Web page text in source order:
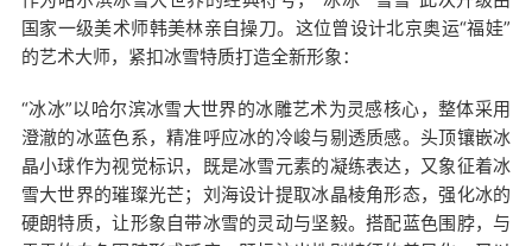
国家一级美术师韩美林亲自操刀。这位曾设计北京奥运“福娃”
的艺术大师，紧扣冰雪特质打造全新形象：
“冰冰”以哈尔滨冰雪大世界的冰雕艺术为灵感核心，整体采用
澄澈的冰蓝色系，精准呼应冰的冷峻与剔透质感。头顶镶嵌冰
晶小球作为视觉标识，既是冰雪元素的凝练表达，又象征着冰
雪大世界的璀璨光芒；刘海设计提取冰晶棱角形态，强化冰的
硬朗特质，让形象自带冰雪的灵动与坚毅。搭配蓝色围脖，与